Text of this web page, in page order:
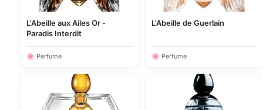
L'Abeille aux Ailes Or -
Paradis Interdit
🌸 Perfume
L'Abeille de Guerlain
🌸 Perfume